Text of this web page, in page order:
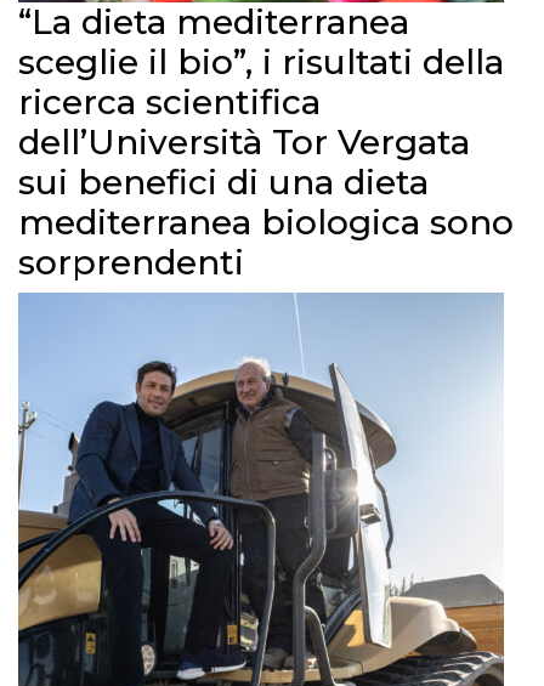
“La dieta mediterranea
sceglie il bio”, i risultati della
ricerca scientifica
dell’Università Tor Vergata
sui benefici di una dieta
mediterranea biologica sono
sorprendenti